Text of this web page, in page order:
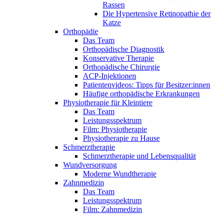
Rassen
Die Hypertensive Retinopathie der
Katze
Orthopädie
Das Team
Orthopädische Diagnostik
Konservative Therapie
Orthopädische Chirurgie
ACP-Injektionen
Patientenvideos: Tipps für Besitzer:innen
Häufige orthopädische Erkrankungen
Physiotherapie für Kleintiere
Das Team
Leistungsspektrum
Film: Physiotherapie
Physiotherapie zu Hause
Schmerztherapie
Schmerztherapie und Lebensqualität
Wundversorgung
Moderne Wundtherapie
Zahnmedizin
Das Team
Leistungsspektrum
Film: Zahnmedizin